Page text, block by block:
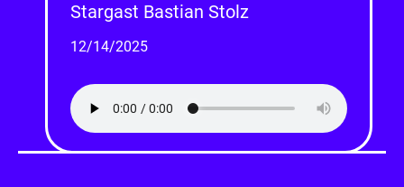
Stargast Bastian Stolz
12/14/2025